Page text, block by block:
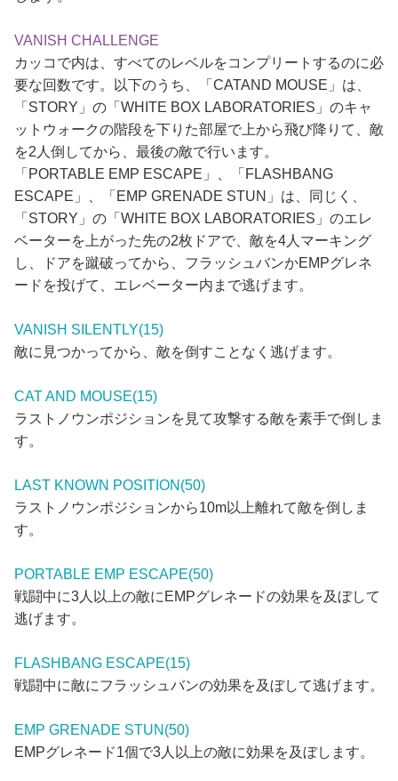
VANISH CHALLENGE
カッコで内は、すべてのレベルをコンプリートするのに必
要な回数です。以下のうち、「CATAND MOUSE」は、
「STORY」の「WHITE BOX LABORATORIES」のキャ
ットウォークの階段を下りた部屋で上から飛び降りて、敵
を2人倒してから、最後の敵で行います。
「PORTABLE EMP ESCAPE」、「FLASHBANG
ESCAPE」、「EMP GRENADE STUN」は、同じく、
「STORY」の「WHITE BOX LABORATORIES」のエレ
ベーターを上がった先の2枚ドアで、敵を4人マーキング
し、ドアを蹴破ってから、フラッシュバンかEMPグレネ
ードを投げて、エレベーター内まで逃げます。
VANISH SILENTLY(15)
敵に見つかってから、敵を倒すことなく逃げます。
CAT AND MOUSE(15)
ラストノウンポジションを見て攻撃する敵を素手で倒しま
す。
LAST KNOWN POSITION(50)
ラストノウンポジションから10m以上離れて敵を倒しま
す。
PORTABLE EMP ESCAPE(50)
戦闘中に3人以上の敵にEMPグレネードの効果を及ぼして
逃げます。
FLASHBANG ESCAPE(15)
戦闘中に敵にフラッシュバンの効果を及ぼして逃げます。
EMP GRENADE STUN(50)
EMPグレネード1個で3人以上の敵に効果を及ぼします。